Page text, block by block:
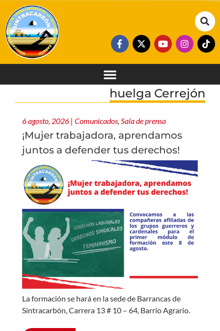
huelga Cerrejón
6 agosto, 2026 | Comunicados, Sala de prensa
¡Mujer trabajadora, aprendamos
juntos a defender tus derechos!
La formación se hará en la sede de Barrancas de
Sintracarbón, Carrera 13 # 10 – 64, Barrio Agrario.